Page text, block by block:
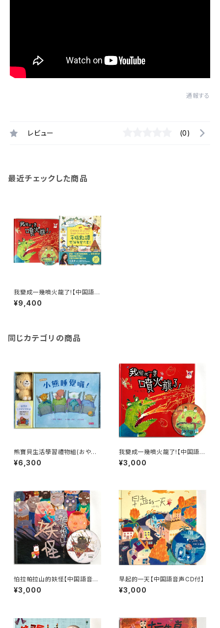
通報する
レビュー (0)
最近チェックした商品
我變成一幾噴火龍了!【中国語音
声CD付】と中・英音声付き図鑑・
辞書/手指點讀雙語有聲大書Ⅱ
¥9,400
同じカテゴリの商品
熊寶貝生活學習禮物組(おやす
みくまちゃん中国語版3冊セット)
【中・英音声CD付】
¥6,300
我變成一幾噴火龍了!【中国語音
声CD付】
¥3,000
怕拉帕拉山的妋怪【中国語音声
CD付】
¥3,000
早起的一天【中国語音声CD付】
¥3,000